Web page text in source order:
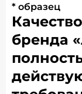
* образец
бренда